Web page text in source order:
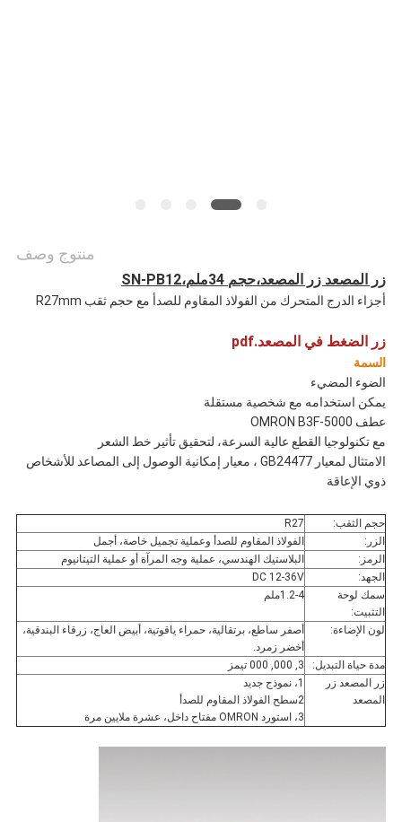
منتوج وصف
زر المصعد زر المصعد،حجم 34ملم،SN-PB12
أجزاء الدرج المتحرك من الفولاذ المقاوم للصدأ مع حجم ثقب R27mm
زر الضغط في المصعد.pdf
السمة
الضوء المضيء
يمكن استخدامه مع شخصية مستقلة
عطف OMRON B3F-5000
مع تكنولوجيا القطع عالية السرعة، لتحقيق تأثير خط الشعر
الامتثال لمعيار GB24477 ، معيار إمكانية الوصول إلى المصاعد للأشخاص
ذوي الإعاقة
حجم الثقب:
R27
الزر:
الفولاذ المقاوم للصدأ وعملية تجميل خاصة، أجمل
الرمز:
البلاستيك الهندسي، عملية وجه المرآة أو عملية التيتانيوم
الجهد:
DC 12-36V
سمك لوحة
التثبيت:
1.2-4ملم
لون الإضاءة:
أصفر ساطع، برتقالية، حمراء ياقوتية، أبيض العاج، زرقاء البندقية،
أخضر زمرد.
مدة حياة التبديل:
3, 000, 000 تيمز
زر المصعد زر
المصعد
1، نموذج جديد
2سطح الفولاذ المقاوم للصدأ
3، استورد OMRON مفتاح داخل، عشرة ملايين مرة